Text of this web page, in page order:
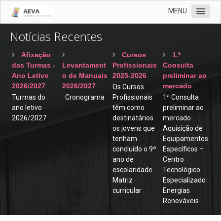
MENU
AEVA
Notícias
Recentes
Contratações
Revista Vernária
Notícias Recentes
Afixação
das Turmas -
Ano Letivo
2026/2027
Turmas do
ano letivo
2026/2027
Levantament
o de Manuais
2026/2027
Cronograma
Cursos
Profissionais
2025-2026
Os Cursos
Profissionais
têm como
destinatários
os jovens que
tenham
concluído o 9º
ano de
escolaridade.
Matriz
curricular
1.ª
Consulta
preliminar ao
mercado
1ª Consulta
preliminar ao
mercado
Aquisição de
Equipamentos
Específicos –
Centro
Tecnológico
Especializado
Energias
Renováveis